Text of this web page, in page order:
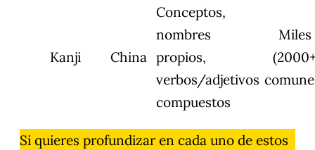
Kanji China
Conceptos,
nombres
propios,
verbos/adjetivos
compuestos
Miles
Si quieres profundizar en cada uno de estos